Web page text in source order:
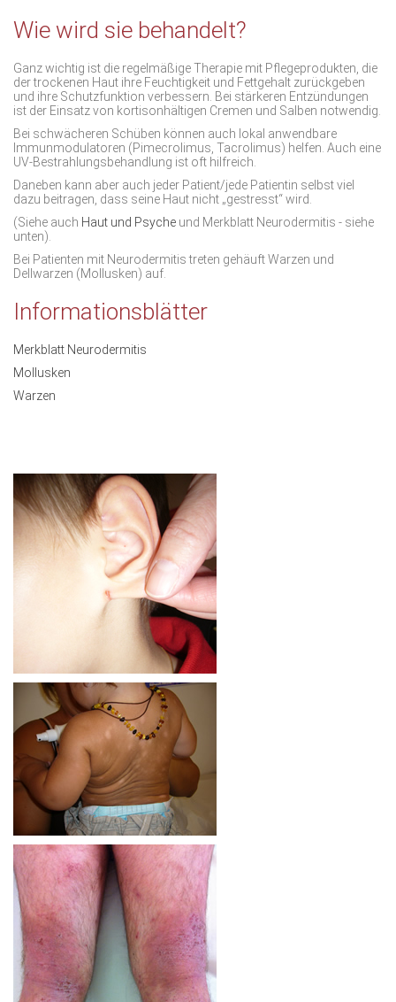
Wie wird sie behandelt?
Ganz wichtig ist die regelmäßige Therapie mit Pflegeprodukten, die
der trockenen Haut ihre Feuchtigkeit und Fettgehalt zurückgeben
und ihre Schutzfunktion verbessern. Bei stärkeren Entzündungen
ist der Einsatz von kortisonhältigen Cremen und Salben notwendig.
Bei schwächeren Schüben können auch lokal anwendbare
Immunmodulatoren (Pimecrolimus, Tacrolimus) helfen. Auch eine
UV-Bestrahlungsbehandlung ist oft hilfreich.
Daneben kann aber auch jeder Patient/jede Patientin selbst viel
dazu beitragen, dass seine Haut nicht „gestresst“ wird.
(Siehe auch Haut und Psyche und Merkblatt Neurodermitis - siehe
unten).
Bei Patienten mit Neurodermitis treten gehäuftWarzen und
Dellwarzen (Mollusken) auf.
Informationsblätter
Merkblatt Neurodermitis
Mollusken
Warzen